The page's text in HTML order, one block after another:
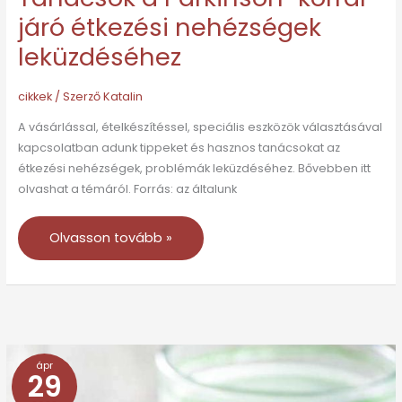
járó étkezési nehézségek
leküzdéséhez
cikkek/ SzerzőKatalin
A vásárlással, ételkészítéssel, speciális eszközök választásával
kapcsolatban adunk tippeket és hasznos tanácsokat az
étkezési nehézségek, problémák leküzdéséhez. Bővebben itt
olvashat a témáról. Forrás: az általunk
Olvasson tovább »
ápr
29
A
pikkelysömörrel